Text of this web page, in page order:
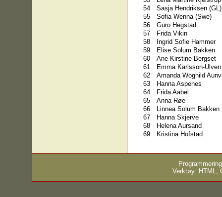
54
Sasja Hendriksen (GL)
55
Sofia Wenna (Swe)
56
Guro Hegstad
57
Frida Vikin
58
Ingrid Sofie Hammer
59
Elise Solum Bakken
60
Ane Kirstine Bergset
61
Emma Karlsson-Ulven
62
Amanda Wognild
63
Hanna Aspenes
64
Frida Aabel
65
Anna Røe
66
Linnea Solum Bakken
67
Hanna Skjerve
68
Helena Aursand
69
Kristina Hofstad
Verktøy: HTML,